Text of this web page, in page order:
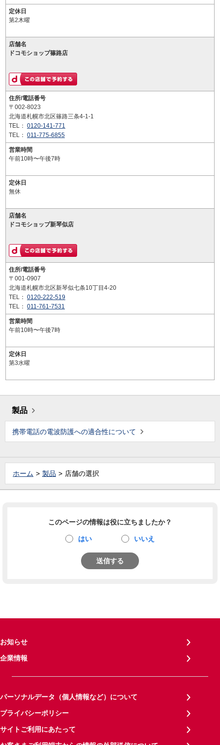
定休日
第2木曜
店舗名
ドコモショップ篠路店
住所/電話番号
〒002-8023
北海道札幌市北区篠路三条4-1-1
TEL： 0120-141-771
TEL： 011-775-6855
営業時間
午前10時〜午後7時
定休日
無休
店舗名
ドコモショップ新琴似店
住所/電話番号
〒001-0907
北海道札幌市北区新琴似七条10丁目4-20
TEL： 0120-222-519
TEL： 011-761-7531
営業時間
午前10時〜午後7時
定休日
第3水曜
製品
携帯電話の電波防護への適合性について
ホーム 製品 店舗の選択
このページの情報は役に立ちましたか？
はい いいえ
送信する
お知らせ
企業情報
パーソナルデータ（個人情報など）について
プライバシーポリシー
サイトご利用にあたって